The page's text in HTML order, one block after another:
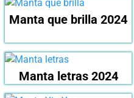
Manta que brilla 2024
Manta letras 2024